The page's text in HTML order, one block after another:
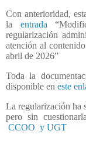
Con anterioridad,
la entrada
regularización
atención al
abril de 2026”
Toda la
disponible en este
La regularización ha
pero sin
CCOO y UGT